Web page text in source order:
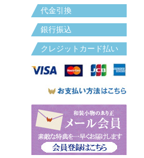
代金引換
銀行振込
クレジットカード払い